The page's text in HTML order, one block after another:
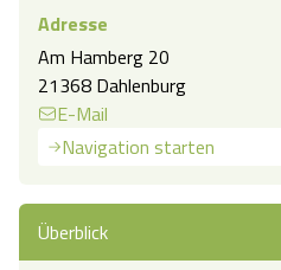
Adresse
Am Hamberg 20
21368 Dahlenburg
E-Mail
Navigation starten
Überblick